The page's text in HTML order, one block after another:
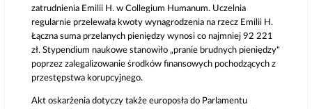
zatrudnienia Emilii H. w Collegium Humanum. Uczelnia
regularnie przelewała kwoty wynagrodzenia na rzecz Emilii H.
Łączna suma przelanych pieniędzy wynosi co najmniej 92 221
zł. Stypendium naukowe stanowiło „pranie brudnych pieniędzy"
poprzez zalegalizowanie środków finansowych pochodzących z
przestępstwa korupcyjnego.
Akt oskarżenia dotyczy także europosła do Parlamentu